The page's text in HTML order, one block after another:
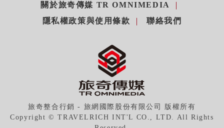
關於旅奇傳媒 TR OMNIMEDIA
隱私權政策與使用條款
聯絡我們
旅奇整合行銷 - 旅網國際股份有限公司 版權所有
Copyright © TRAVELRICH INT'L CO., LTD. All Rights